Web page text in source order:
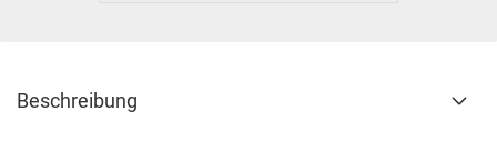
Beschreibung